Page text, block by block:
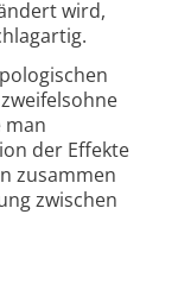
wird,
man
der Effekte
zusammen
zwischen